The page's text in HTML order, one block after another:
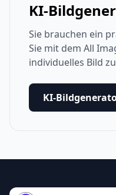
KI-
Sie brauchen ein
Sie mit dem All
individuelles Bild
KI-